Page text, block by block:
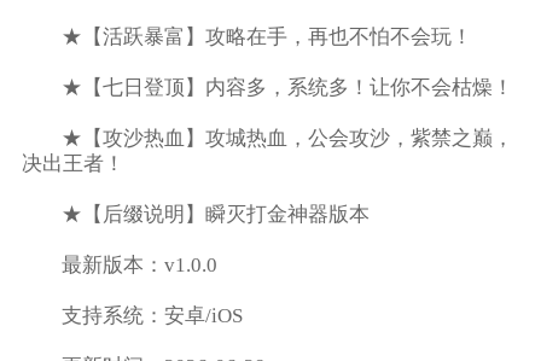
★【活跃暴富】攻略在手，再也不怕不会玩！
★【七日登顶】内容多，系统多！让你不会枯燥！
★【攻沙热血】攻城热血，公会攻沙，紫禁之巅，
决出王者！
★【后缀说明】瞬灭打金神器版本
最新版本：v1.0.0
支持系统：安卓/iOS